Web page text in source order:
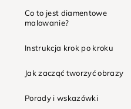
Co to jest diamentowe
malowanie?
Instrukcja krok po kroku
Jak zacząć tworzyć obrazy
Porady i wskazówki